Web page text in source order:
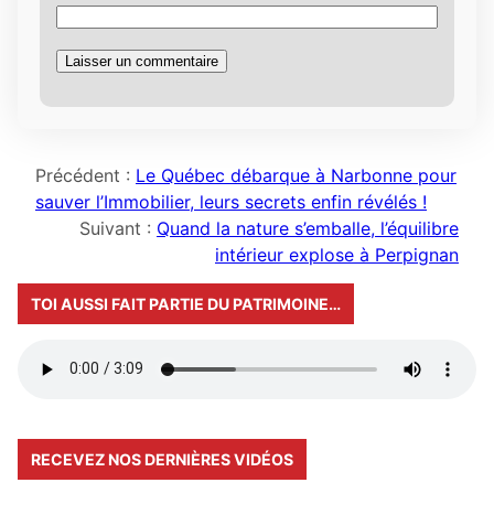
Précédent : Le Québec débarque à Narbonne pour
sauver l’Immobilier, leurs secrets enfin révélés !
Suivant : Quand la nature s’emballe, l’équilibre
intérieur explose à Perpignan
TOI AUSSI FAIT PARTIE DU PATRIMOINE…
RECEVEZ NOS DERNIÈRES VIDÉOS